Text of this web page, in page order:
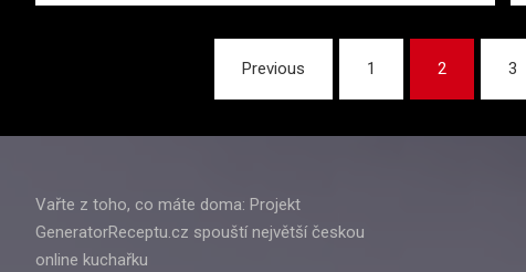
Previous 1 2 3
Vařte z toho, co máte doma: Projekt
GeneratorReceptu.cz spouští největší českou
online kuchařku